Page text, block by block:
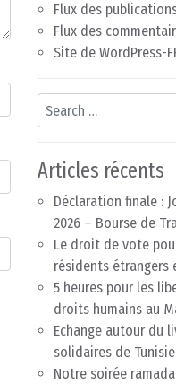
Flux des
Flux des
Site de WordPress-
Search
Articles récents
Déclaration finale :
2026 – Bourse de
Le droit de vote
résidents étrangers
5 heures pour les
droits humains au
Echange autour du
solidaires de
Notre soirée